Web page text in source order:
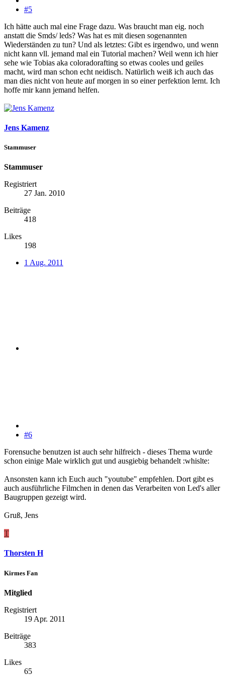
#5
Ich hätte auch mal eine Frage dazu. Was braucht man eig. noch
anstatt die Smds/ leds? Was hat es mit diesen sogenannten
Wiederständen zu tun? Und als letztes: Gibt es irgendwo, und wenn
nicht kann vll. jemand mal ein Tutorial machen? Weil wenn ich hier
sehe wie Tobias aka coloradorafting so etwas cooles und geiles
macht, wird man schon echt neidisch. Natürlich weiß ich auch das
man dies nicht von heute auf morgen in so einer perfektion lernt. Ich
hoffe mir kann jemand helfen.
Jens Kamenz
Stammuser
Stammuser
Registriert
27 Jan. 2010
Beiträge
418
Likes
198
1 Aug. 2011
#6
Forensuche benutzen ist auch sehr hilfreich - dieses Thema wurde
schon einige Male wirklich gut und ausgiebig behandelt :whislte:
Ansonsten kann ich Euch auch "youtube" empfehlen. Dort gibt es
auch ausführliche Filmchen in denen das Verarbeiten von Led's aller
Baugruppen gezeigt wird.
Gruß, Jens
T
Thorsten H
Kirmes Fan
Mitglied
Registriert
19 Apr. 2011
Beiträge
383
Likes
65